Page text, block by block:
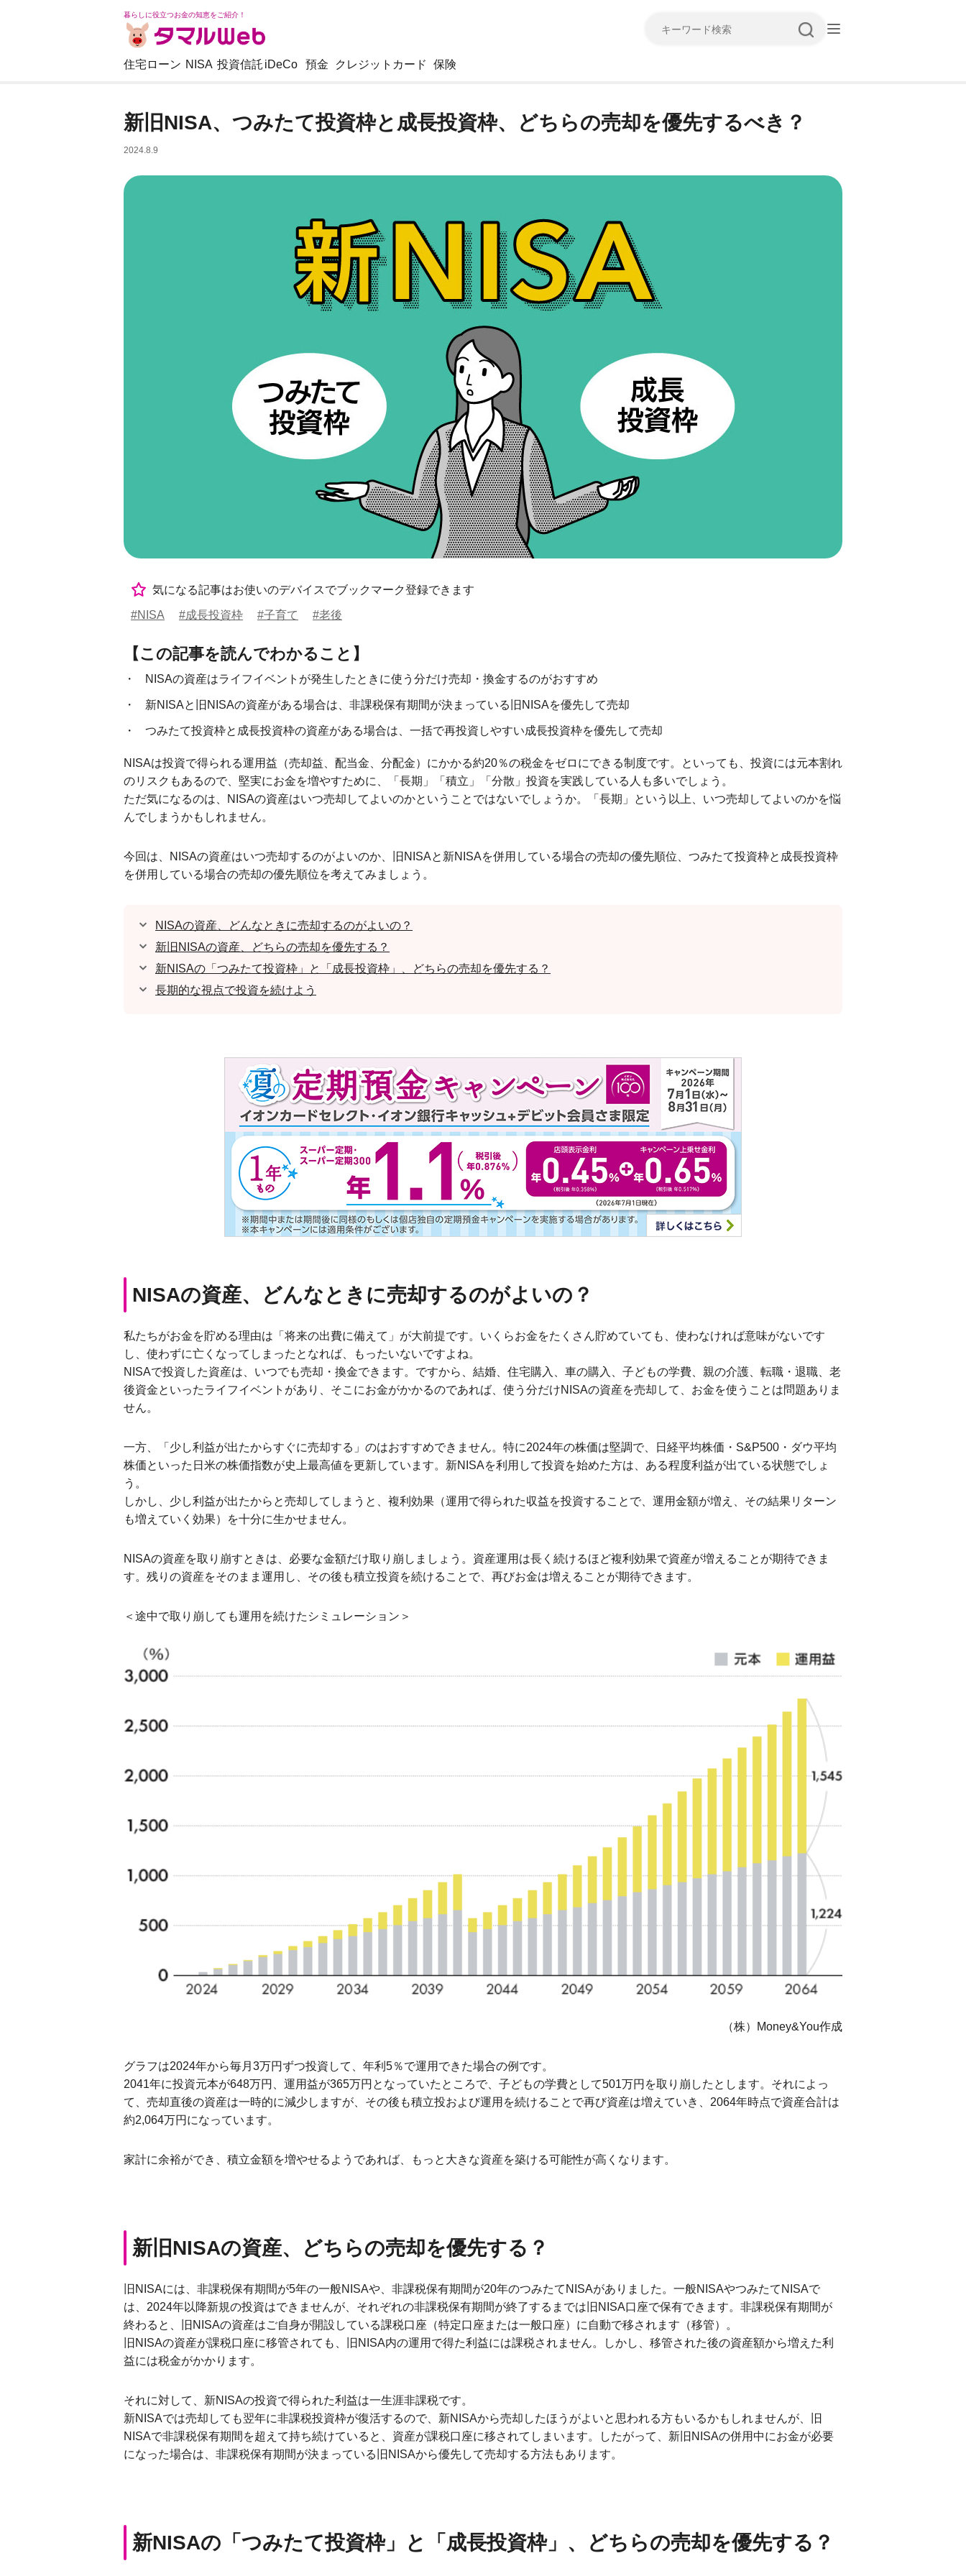
暮らしに役立つお金の知恵をご紹介！
キーワード検索
住宅ローン NISA 投資信託 iDeCo 預金 クレジットカード 保険
新旧NISA、つみたて投資枠と成長投資枠、どちらの売却を優先するべき？
2024.8.9
気になる記事はお使いのデバイスでブックマーク登録できます
#NISA #成長投資枠 #子育て #老後
【この記事を読んでわかること】
NISAの資産はライフイベントが発生したときに使う分だけ売却・換金するのがおすすめ
新NISAと旧NISAの資産がある場合は、非課税保有期間が決まっている旧NISAを優先して売却
つみたて投資枠と成長投資枠の資産がある場合は、一括で再投資しやすい成長投資枠を優先して売却
NISAは投資で得られる運用益（売却益、配当金、分配金）にかかる約20％の税金をゼロにできる制度です。といっても、投資には元本割れ
のリスクもあるので、堅実にお金を増やすために、「長期」「積立」「分散」投資を実践している人も多いでしょう。
ただ気になるのは、NISAの資産はいつ売却してよいのかということではないでしょうか。「長期」という以上、いつ売却してよいのかを悩
んでしまうかもしれません。
今回は、NISAの資産はいつ売却するのがよいのか、旧NISAと新NISAを併用している場合の売却の優先順位、つみたて投資枠と成長投資枠
を併用している場合の売却の優先順位を考えてみましょう。
NISAの資産、どんなときに売却するのがよいの？
新旧NISAの資産、どちらの売却を優先する？
新NISAの「つみたて投資枠」と「成長投資枠」、どちらの売却を優先する？
長期的な視点で投資を続けよう
NISAの資産、どんなときに売却するのがよいの？
私たちがお金を貯める理由は「将来の出費に備えて」が大前提です。いくらお金をたくさん貯めていても、使わなければ意味がないです
し、使わずに亡くなってしまったとなれば、もったいないですよね。
NISAで投資した資産は、いつでも売却・換金できます。ですから、結婚、住宅購入、車の購入、子どもの学費、親の介護、転職・退職、老
後資金といったライフイベントがあり、そこにお金がかかるのであれば、使う分だけNISAの資産を売却して、お金を使うことは問題ありま
せん。
一方、「少し利益が出たからすぐに売却する」のはおすすめできません。特に2024年の株価は堅調で、日経平均株価・S&P500・ダウ平均
株価といった日米の株価指数が史上最高値を更新しています。新NISAを利用して投資を始めた方は、ある程度利益が出ている状態でしょ
う。
しかし、少し利益が出たからと売却してしまうと、複利効果（運用で得られた収益を投資することで、運用金額が増え、その結果リターン
も増えていく効果）を十分に生かせません。
NISAの資産を取り崩すときは、必要な金額だけ取り崩しましょう。資産運用は長く続けるほど複利効果で資産が増えることが期待できま
す。残りの資産をそのまま運用し、その後も積立投資を続けることで、再びお金は増えることが期待できます。
＜途中で取り崩しても運用を続けたシミュレーション＞
（株）Money&You作成
グラフは2024年から毎月3万円ずつ投資して、年利5％で運用できた場合の例です。
2041年に投資元本が648万円、運用益が365万円となっていたところで、子どもの学費として501万円を取り崩したとします。それによっ
て、売却直後の資産は一時的に減少しますが、その後も積立投および運用を続けることで再び資産は増えていき、2064年時点で資産合計は
約2,064万円になっています。
家計に余裕ができ、積立金額を増やせるようであれば、もっと大きな資産を築ける可能性が高くなります。
新旧NISAの資産、どちらの売却を優先する？
旧NISAには、非課税保有期間が5年の一般NISAや、非課税保有期間が20年のつみたてNISAがありました。一般NISAやつみたてNISAで
は、2024年以降新規の投資はできませんが、それぞれの非課税保有期間が終了するまでは旧NISA口座で保有できます。非課税保有期間が
終わると、旧NISAの資産はご自身が開設している課税口座（特定口座または一般口座）に自動で移されます（移管）。
旧NISAの資産が課税口座に移管されても、旧NISA内の運用で得た利益には課税されません。しかし、移管された後の資産額から増えた利
益には税金がかかります。
それに対して、新NISAの投資で得られた利益は一生涯非課税です。
新NISAでは売却しても翌年に非課税投資枠が復活するので、新NISAから売却したほうがよいと思われる方もいるかもしれませんが、旧
NISAで非課税保有期間を超えて持ち続けていると、資産が課税口座に移されてしまいます。したがって、新旧NISAの併用中にお金が必要
になった場合は、非課税保有期間が決まっている旧NISAから優先して売却する方法もあります。
新NISAの「つみたて投資枠」と「成長投資枠」、どちらの売却を優先する？